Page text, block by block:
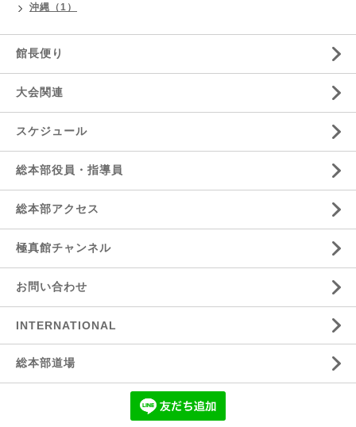
沖縄（1）
館長便り
大会関連
スケジュール
総本部役員・指導員
総本部アクセス
極真館チャンネル
お問い合わせ
INTERNATIONAL
総本部道場